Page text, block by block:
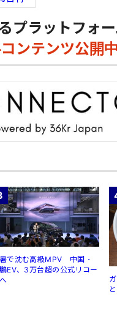
プラットフォー
ンテンツ公開中
で沈む高級MPV 中国・
EV、3万台超の公式リコー